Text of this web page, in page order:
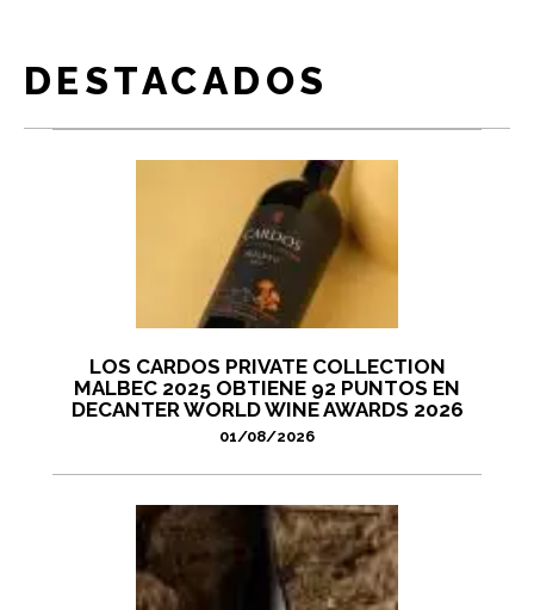
DESTACADOS
LOS CARDOS PRIVATE COLLECTION
MALBEC 2025 OBTIENE 92 PUNTOS EN
DECANTER WORLD WINE AWARDS 2026
01/08/2026